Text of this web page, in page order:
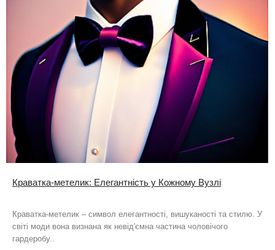
Краватка-метелик: Елегантність у Кожному Вузлі
Краватка-метелик – символ елегантності, вишуканості та стилю. У
світі моди вона визнана як невід'ємна частина чоловічого
гардеробу..